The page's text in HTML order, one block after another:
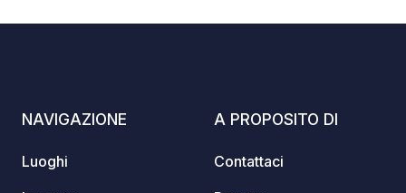
NAVIGAZIONE
Luoghi
A PROPOSITO DI
Contattaci